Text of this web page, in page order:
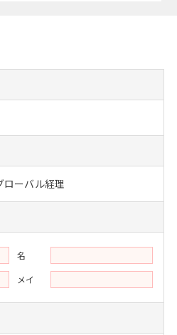
おわり
ーバル経理
名
メイ